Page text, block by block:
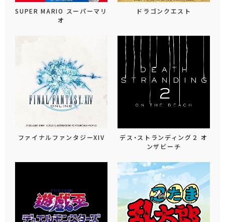
SUPER MARIO スーパーマリ
オ
ドラゴンクエスト
ファイナルファンタジーXIV
デス・ストランディング２ オ
ンザビーチ